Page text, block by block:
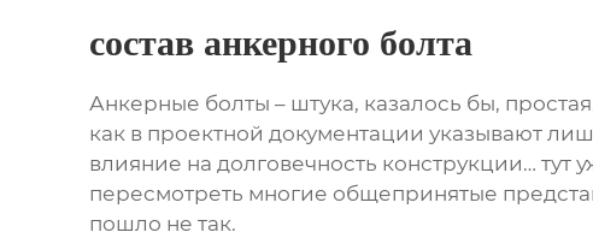
состав анкерного болта
Анкерные болты – штука, казалось бы,
как в проектной документации указывают
влияние на долговечность конструкции… тут
пересмотреть многие общепринятые
пошло не так.